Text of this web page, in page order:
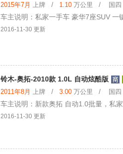
2015年7月 上牌 / 1.10 万公里 / 国四 /
车主说明：私家一手车 豪华7座SUV 一
2016-11-30 更新
铃木-奥拓-2010款 1.0L 自动炫酷版
2011年8月 上牌 / 3.00 万公里 / 国四 /
车主说明：新款奥拓 自动1.0批量，私
2016-11-30 更新